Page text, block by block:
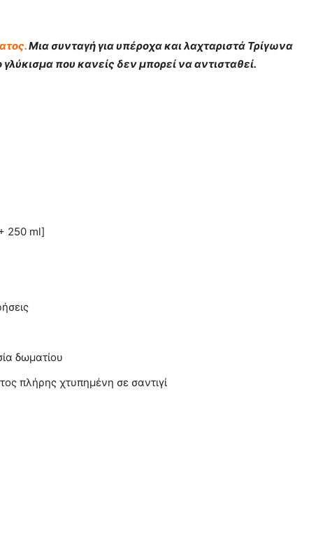
Μια συνταγή για υπέροχα και λαχταριστά Τρίγωνα
που κανείς δεν μπορεί να αντισταθεί.
250 ml]
δωματίου
πλήρης χτυπημένη σε σαντιγί